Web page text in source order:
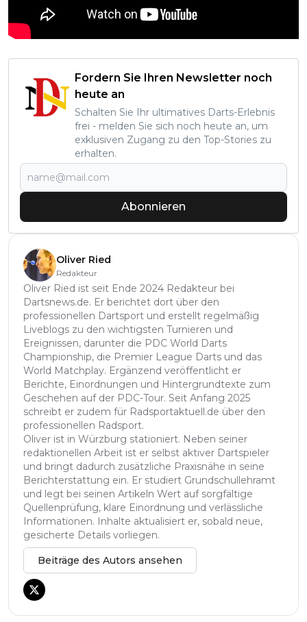
Fordern Sie Ihren Newsletter noch
heute an
Schalten Sie Ihr ultimatives Darts-Erlebnis
frei - melden Sie sich noch heute an, um
exklusiven Zugang zu den Top-Stories zu
erhalten.
Abonnieren
Oliver Ried
Redakteur
Oliver Ried ist seit Ende 2024 Redakteur bei
Dartsnews.de. Er berichtet dort über den
professionellen Dartsport und erstellt regelmäßig
Liveblogs zu den wichtigsten Turnieren und
Ereignissen, darunter die PDC World Darts
Championship, die Premier League Darts und das
World Matchplay. Ergänzend veröffentlicht er
Berichte, Einordnungen und Hintergrundtexte zum
Geschehen auf der PDC-Tour. Seit Anfang 2025
schreibt er zudem für Radsportaktuell.de über den
professionellen Radsport.
Oliver ist in Würzburg stationiert. Neben seiner
redaktionellen Arbeit ist er selbst aktiver Dartspieler
und bringt dadurch zusätzliche Praxisnähe in seine
Berichterstattung ein. Er studiert Grundschullehramt
und legt bei seinen Artikeln Wert auf sorgfältige
Quellenprüfung, klare Einordnung und verlässliche
Informationen. Inhalte aktualisiert er, sobald neue,
gesicherte Details vorliegen.
Beiträge des Autors ansehen